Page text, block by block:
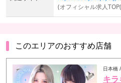
(オフィシャル求人
このエリアのおすすめ店舗
日本橋
キ